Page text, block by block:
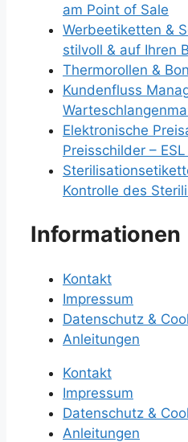
am Point of Sale
Werbeetiketten &
stilvoll & auf Ihren
Thermorollen &
Kundenfluss
Elektronische
Preisschilder –
Kontrolle des
Informationen
Kontakt
Impressum
Datenschutz &
Anleitungen
Kontakt
Impressum
Datenschutz &
Anleitungen